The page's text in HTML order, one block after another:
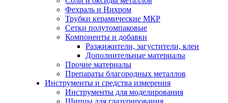
Фехраль и Нихром
Трубки керамические МКР
Сетки полутомпаковые
Компоненты и добавки
Разжижители, загустители, клеи
Дополнительные материалы
Прочие материалы
Препараты благородных металлов
Инструменты и средства измерения
Инструменты для моделирования
Щипцы для глазурирования